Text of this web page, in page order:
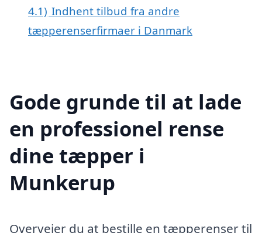
4.1) Indhent tilbud fra andre
tæpperenserfirmaer i Danmark
Gode grunde til at lade
en professionel rense
dine tæpper i
Munkerup
Overvejer du at bestille en tæpperenser til